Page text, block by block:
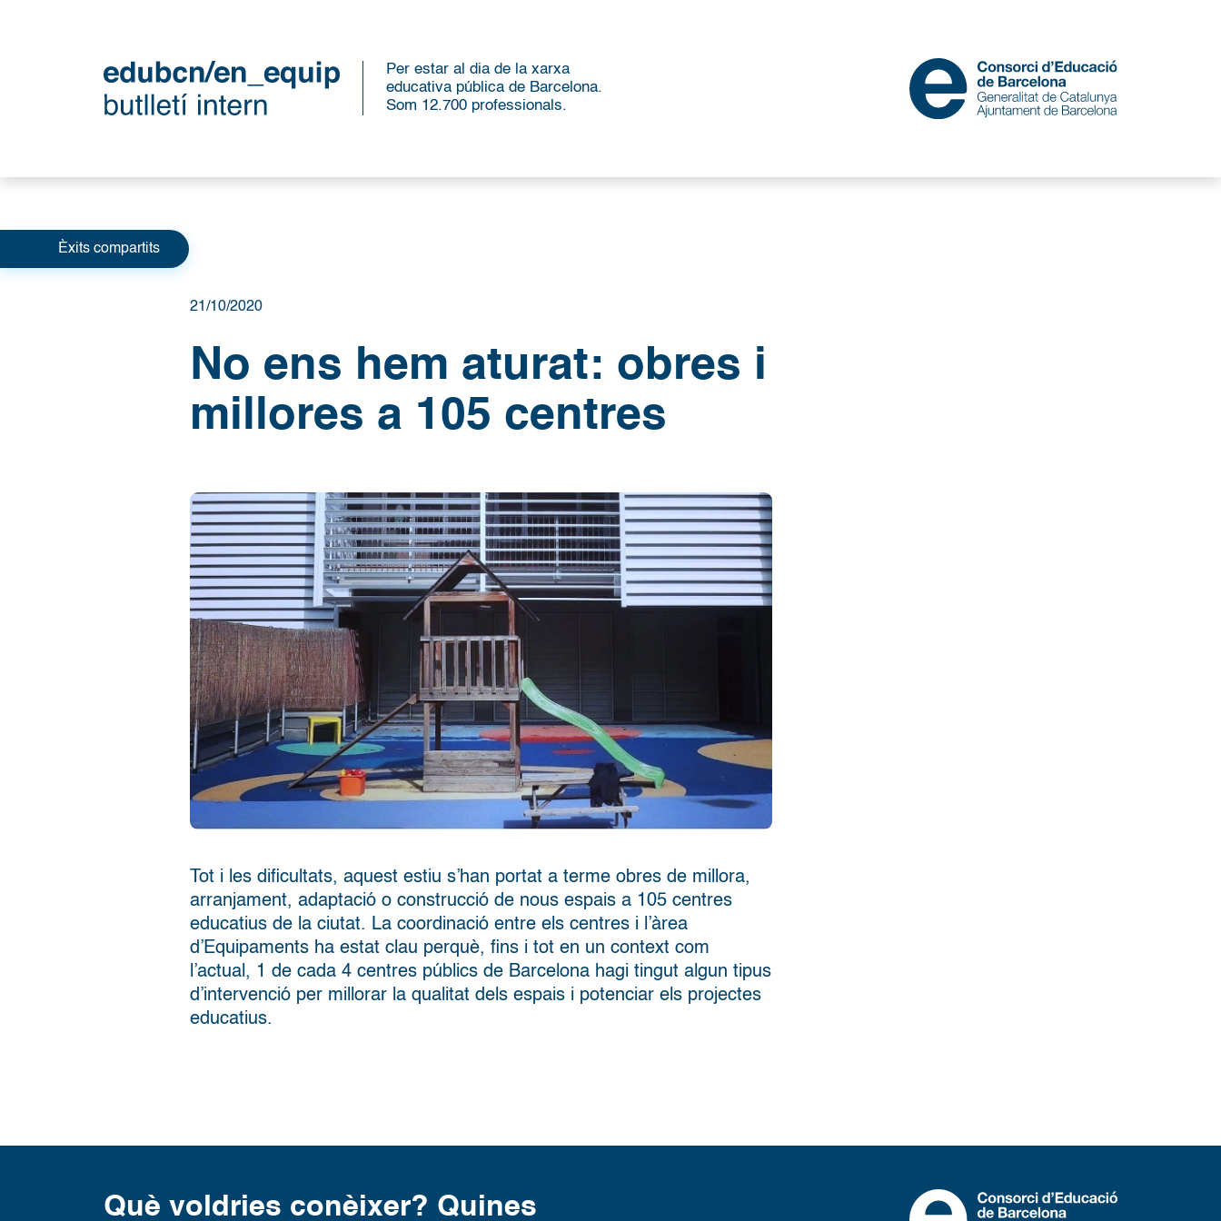
Per estar al dia de la xarxa
educativa pública de Barcelona.
Som 12.700 professionals.
Categories
Èxits compartits
21/10/2020
No ens hem aturat: obres i
millores a 105 centres
Tot i les dificultats, aquest estiu s’han portat a terme obres de millora,
arranjament, adaptació o construcció de nous espais a 105 centres
educatius de la ciutat. La coordinació entre els centres i l’àrea
d’Equipaments ha estat clau perquè, fins i tot en un context com
l’actual, 1 de cada 4 centres públics de Barcelona hagi tingut algun tipus
d’intervenció per millorar la qualitat dels espais i potenciar els projectes
educatius.
Què voldries conèixer? Quines